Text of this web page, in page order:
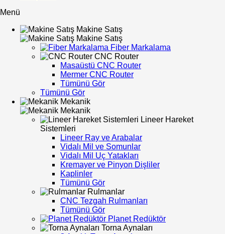
Menü
Makine Satış
Makine Satış
Fiber Markalama
CNC Router
Masaüstü CNC Router
Mermer CNC Router
Tümünü Gör
Tümünü Gör
Mekanik
Mekanik
Lineer Hareket
Sistemleri
Lineer Ray ve Arabalar
Vidalı Mil ve Somunlar
Vidalı Mil Uç Yatakları
Kremayer ve Pinyon Dişliler
Kaplinler
Tümünü Gör
Rulmanlar
CNC Tezgah Rulmanları
Tümünü Gör
Planet Redüktör
Torna Aynaları